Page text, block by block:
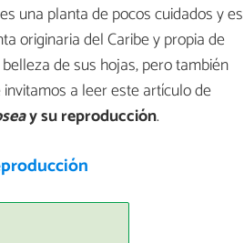
una planta de pocos cuidados y es
originaria del Caribe y propia de
de sus hojas, pero también
a leer este artículo de
y su reproducción.